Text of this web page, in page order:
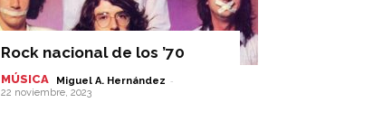
Rock nacional de los ’70
MÚSICA Miguel A. Hernández -
22 noviembre, 2023